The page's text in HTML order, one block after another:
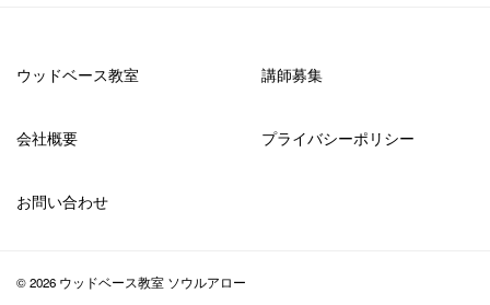
ウッドベース教室 講師募集
会社概要 プライバシーポリシー
お問い合わせ
© 2026 ウッドベース教室 ソウルアロー